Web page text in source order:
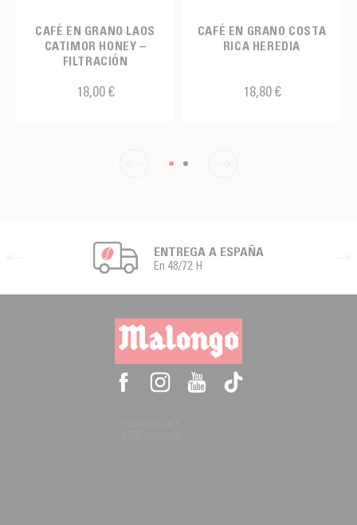
CAFÉ EN GRANO LAOS
CATIMOR HONEY –
FILTRACIÓN
18,00 €
CAFÉ EN GRANO COSTA
RICA HEREDIA
18,80 €
ENTREGA A ESPAÑA
En 48/72 H